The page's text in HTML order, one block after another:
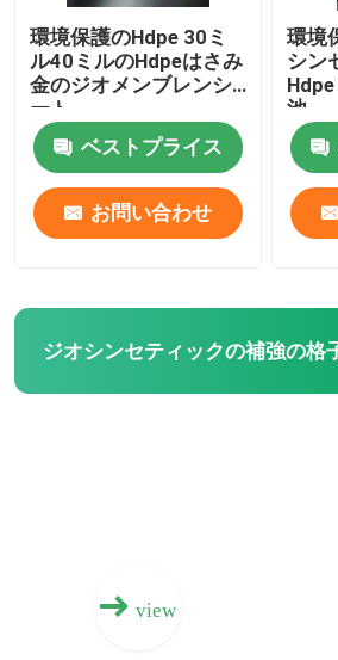
環境保護のHdpe 30ミ
ル40ミルのHdpeはさみ
金のジオメンブレンシ
ート
ベストプライス
お問い合わせ
環境
シン
池
ジオシンセティックの補強の格
view